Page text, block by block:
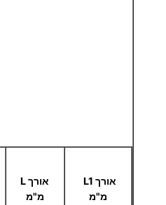
אורך L1
מ"מ
אורך L
מ"מ